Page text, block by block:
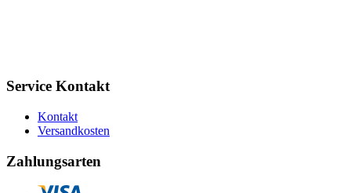
Service Kontakt
Kontakt
Versandkosten
Zahlungsarten